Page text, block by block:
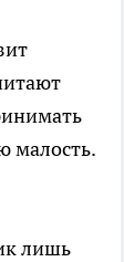
малость.
лишь